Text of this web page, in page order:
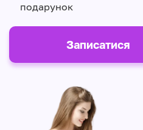
подарунок
Записатися